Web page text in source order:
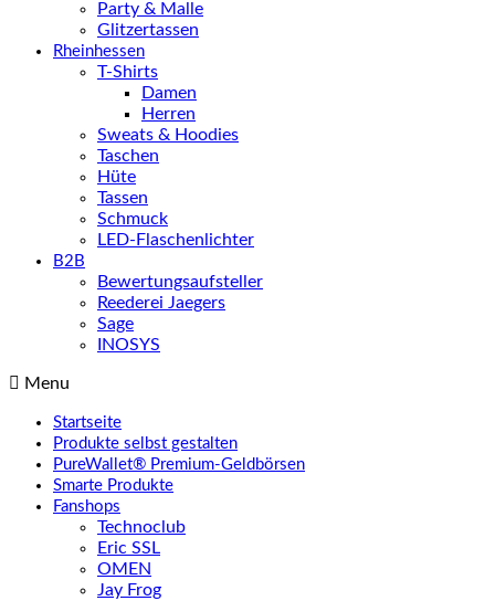
Party & Malle
Glitzertassen
Rheinhessen
T-Shirts
Damen
Herren
Sweats & Hoodies
Taschen
Hüte
Tassen
Schmuck
LED-Flaschenlichter
B2B
Bewertungsaufsteller
Reederei Jaegers
Sage
INOSYS
Menu
Startseite
Produkte selbst gestalten
PureWallet® Premium-Geldbörsen
Smarte Produkte
Fanshops
Technoclub
Eric SSL
OMEN
Jay Frog